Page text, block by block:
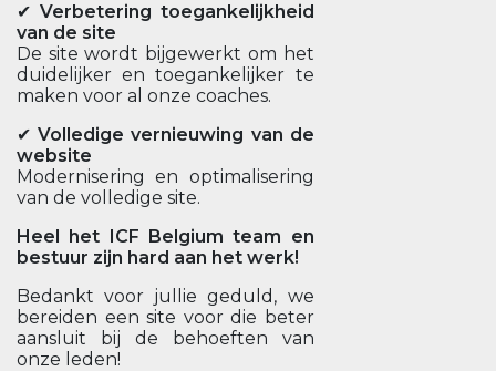
✔ Verbetering toegankelijkheid
van de site
De site wordt bijgewerkt om het
duidelijker en toegankelijker te
maken voor al onze coaches.
✔Volledige vernieuwing van de
website
Modernisering en optimalisering
van de volledige site.
Heel het ICF Belgium team en
bestuur zijn hard aan het werk!
Bedankt voor jullie geduld, we
bereiden een site voor die beter
aansluit bij de behoeften van
onze leden!